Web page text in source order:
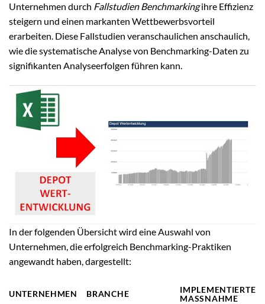
Unternehmen durch Fallstudien Benchmarkingihre Effizienz
steigern und einen markanten Wettbewerbsvorteil
erarbeiten. Diese Fallstudien veranschaulichen anschaulich,
wie die systematische Analyse von Benchmarking-Daten zu
signifikanten Analyseerfolgen führen kann.
In der folgenden Übersicht wird eine Auswahl von
Unternehmen, die erfolgreich Benchmarking-Praktiken
angewandt haben, dargestellt:
UNTERNEHMEN BRANCHE
IMPLEMENTIERTE
MASSNAHME